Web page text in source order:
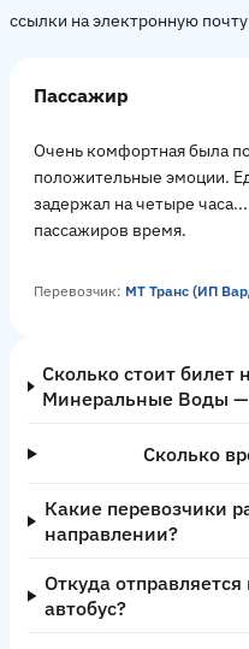
ссылки на электронную
Пассажир
Очень комфортная была
положительные эмоции.
задержал на четыре
пассажиров время.
Перевозчик: МТ Транс (ИП
Сколько стоит билет
Минеральные Воды —
Сколько
Какие перевозчики
направлении?
Откуда
автобус?